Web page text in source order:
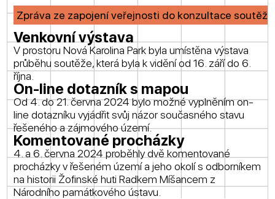
Zpráva ze zapojení veřejnosti do konzultace
Venkovní výstava
V prostoru Nová Karolina Park byla umístěna výstava
průběhu soutěže, která byla k vidění od 16. září do 6.
října.
On-line dotazník s mapou
Od 4. do 21. června 2024 bylo možné vyplněním on-
line dotazníku vyjádřit svůj názor současného stavu
řešeného a zájmového území.
Komentované procházky
4. a 6. června 2024 proběhly dvě komentované
procházky v řešeném území a jeho okolí s odborníkem
na historii Žofinské huti Radkem Míšancem z
Národního památkového ústavu.